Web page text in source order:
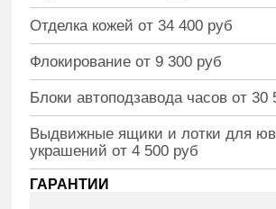
Отделка кожей от 34 400 руб
Флокирование от 9 300 руб
Блоки автоподзавода часов от 30
Выдвижные ящики и лотки для
украшений от 4 500 руб
ГАРАНТИИ